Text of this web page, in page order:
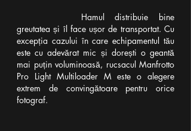
Hamul distribuie bine
greutatea și îl face ușor de transportat. Cu
excepția cazului în care echipamentul tău
este cu adevărat mic și dorești o geantă
mai puțin voluminoasă, rucsacul Manfrotto
Pro Light Multiloader M este o alegere
extrem de convingătoare pentru orice
fotograf.